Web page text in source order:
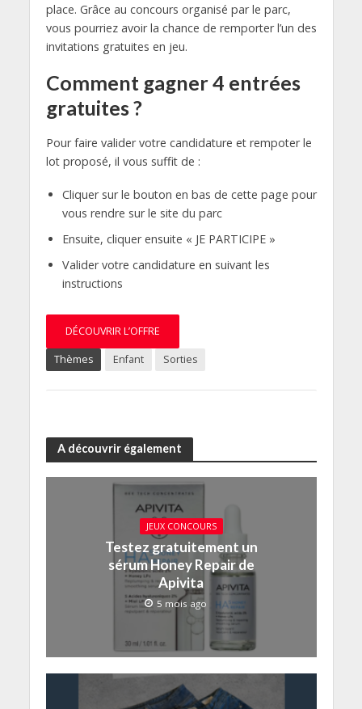
place. Grâce au concours organisé par le parc,
vous pourriez avoir la chance de remporter l’un des
invitations gratuites en jeu.
Comment gagner 4 entrées
gratuites ?
Pour faire valider votre candidature et rempoter le
lot proposé, il vous suffit de :
Cliquer sur le bouton en bas de cette page pour
vous rendre sur le site du parc
Ensuite, cliquer ensuite « JE PARTICIPE »
Valider votre candidature en suivant les
instructions
DÉCOUVRIR L’OFFRE
Thèmes Enfant Sorties
A découvrir également
JEUX CONCOURS
Testez gratuitement un
sérum Honey Repair de
Apivita
5 mois ago